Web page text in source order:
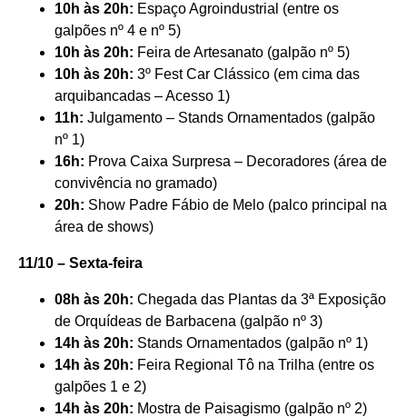
10h às 20h: Espaço Agroindustrial (entre os
galpões nº 4 e nº 5)
10h às 20h: Feira de Artesanato (galpão nº 5)
10h às 20h: 3º Fest Car Clássico (em cima das
arquibancadas – Acesso 1)
11h: Julgamento – Stands Ornamentados (galpão
nº 1)
16h: Prova Caixa Surpresa – Decoradores (área de
convivência no gramado)
20h: Show Padre Fábio de Melo (palco principal na
área de shows)
11/10 – Sexta-feira
08h às 20h: Chegada das Plantas da 3ª Exposição
de Orquídeas de Barbacena (galpão nº 3)
14h às 20h: Stands Ornamentados (galpão nº 1)
14h às 20h: Feira Regional Tô na Trilha (entre os
galpões 1 e 2)
14h às 20h: Mostra de Paisagismo (galpão nº 2)